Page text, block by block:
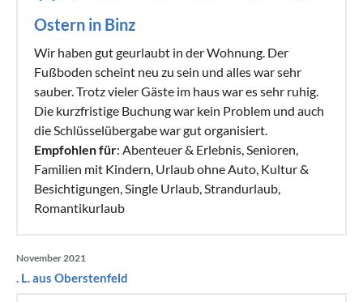
Ostern in Binz
Wir haben gut geurlaubt in der Wohnung. Der
Fußboden scheint neu zu sein und alles war sehr
sauber. Trotz vieler Gäste im haus war es sehr ruhig.
Die kurzfristige Buchung war kein Problem und auch
die Schlüsselübergabe war gut organisiert.
Empfohlen für: Abenteuer & Erlebnis, Senioren,
Familien mit Kindern, Urlaub ohne Auto, Kultur &
Besichtigungen, Single Urlaub, Strandurlaub,
Romantikurlaub
November 2021
. L. aus Oberstenfeld